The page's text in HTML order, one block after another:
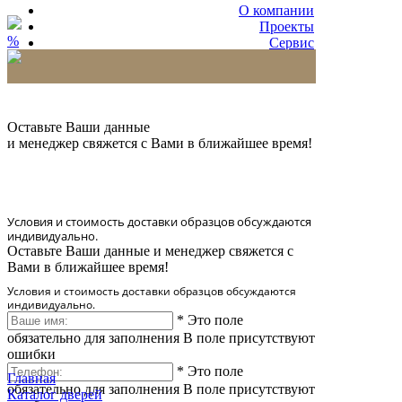
О компании
Проекты
Сервис
%
Оставьте Ваши данные
и менеджер свяжется с Вами в ближайшее время!
Условия и стоимость доставки образцов обсуждаются
индивидуально.
Оставьте Ваши данные и менеджер свяжется с
Вами в ближайшее время!
Условия и стоимость доставки образцов обсуждаются
индивидуально.
* Это поле
обязательно для заполнения В поле присутствуют
ошибки
* Это поле
обязательно для заполнения В поле присутствуют
Главная
Каталог дверей